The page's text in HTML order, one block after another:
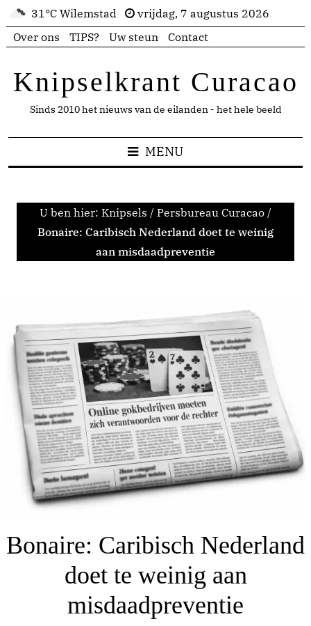
31°C Wilemstad
vrijdag, 7 augustus 2026
Over ons
TIPS? Uw steun Contact
Knipselkrant Curacao
Sinds 2010 het nieuws van de eilanden - het hele beeld
MENU
U ben hier: Knipsels / Persbureau Curacao /
Bonaire: Caribisch Nederland doet te weinig
aan misdaadpreventie
Bonaire: Caribisch Nederland
doet te weinig aan
misdaadpreventie